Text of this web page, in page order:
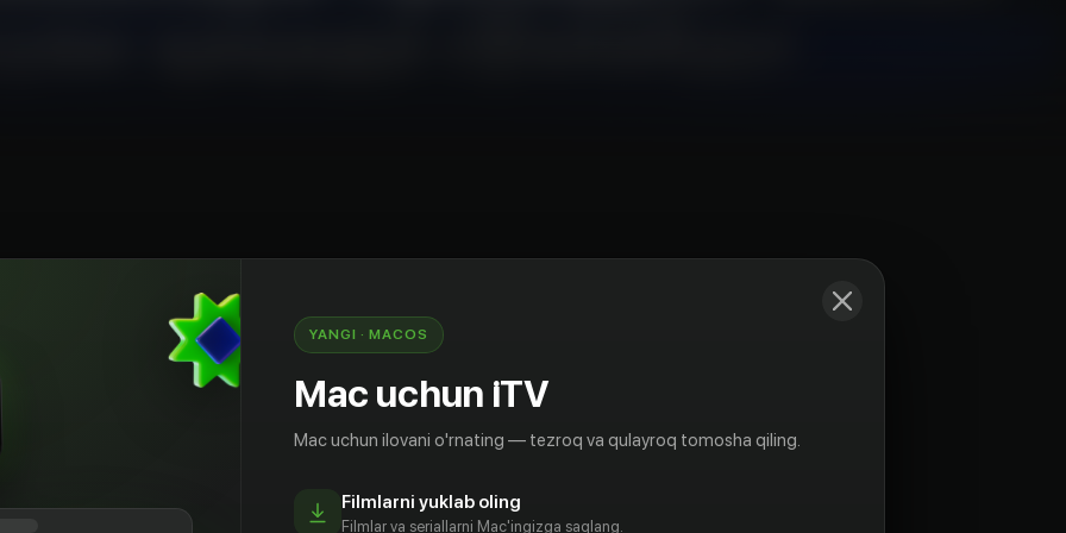
навбатдаги сони. Унинг қаҳрамонлари
Чирчиқ шаҳри аҳолиси Президент билан
беришади. Очередной выпуск проекта "С
- жители города Чирчика Ташкентской
о своей встрече с Президентом.
YANGI · MACOS
Mac uchun iTV
Mac uchun ilovani o'rnating — tezroq va qulayroq tomosha qiling.
Filmlarni yuklab oling
Filmlar va seriallarni Mac'ingizga saqlang.